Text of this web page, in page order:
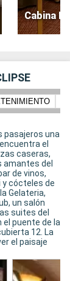
Cabina
pasajeros una
el
caseras,
amantes del
de vinos,
y cócteles de
Gelateria,
un salón
suites del
el puente de la
12. La
el paisaje